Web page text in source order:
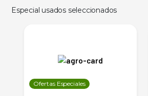
Especial usados seleccionados
Ofertas Especiales